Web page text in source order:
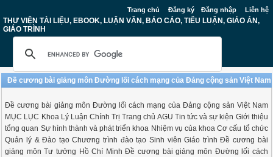
Trang chủ Đăng ký Đăng nhập Liên hệ
THƯ VIỆN TÀI LIỆU, EBOOK, LUẬN VĂN, BÁO CÁO, TIỂU LUẬN, GIÁO ÁN,
GIÁO TRÌNH
Đề cương bài giảng môn Đường lối cách mạng của Đảng cộng sản Việt Nam
Đề cương bài giảng môn Đường lối cách mạng của Đảng cộng sản Việt Nam
MỤC LỤC Khoa Lý Luận Chính Trị Trang chủ AGU Tin tức và sự kiện Giới thiệu
tổng quan Sự hình thành và phát triển khoa Nhiệm vụ của khoa Cơ cấu tổ chức
Quản lý & Đào tạo Chương trình đào tạo Sinh viên Giáo trình Đề cương bài
giảng môn Tư tưởng Hồ Chí Minh Đề cương bài giảng môn Đường lối cách